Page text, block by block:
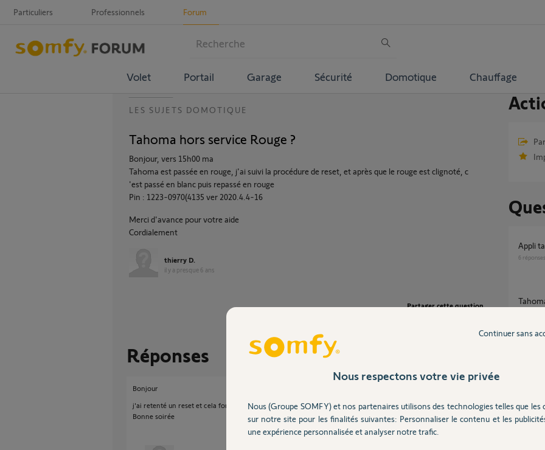
Particuliers Professionnels Forum
Volet Portail Garage Sécurité Domotique Chauffage
LES SUJETS DOMOTIQUE
Tahoma hors service Rouge ?
Bonjour, vers 15h00 ma
Tahoma est passée en rouge, j'ai suivi la procédure de reset, et après que le rouge est clignoté, c
'est passé en blanc puis repassé en rouge
Pin : 1223-0970(4135 ver 2020.4.4-16
Merci d'avance pour votre aide
Cordialement
thierry D.
il y a presque 6 ans
Partager cette question
Réponses
Bonjour
j'ai retenté un reset et cela fonctionne
Bonne soirée
Appli
6 réponses
Tahoma Switch exécute-t-elle les scénarios
si la
1réponse
Nous respectons votre vie privée
Nous (Groupe SOMFY) et nos partenaires utilisons des technologies telles que les
sur notre site pour les finalités suivantes: Personnaliser le contenu et les
une expérience personnalisée et analyser notre trafic.
Continuer sans